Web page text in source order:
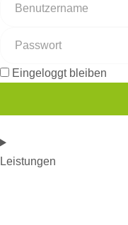
Eingeloggt bleiben
Leistungen